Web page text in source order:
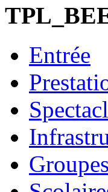
Entrée
Groupes